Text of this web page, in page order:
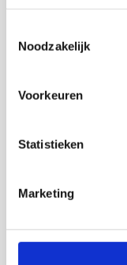
Noodzakelijk
Voorkeuren
Statistieken
Marketing